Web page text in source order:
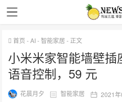
首页 -AI-智能家居 - 正文
小米米家智能墙壁
语音控制，59 元
花晨月夕 智能家居
2021